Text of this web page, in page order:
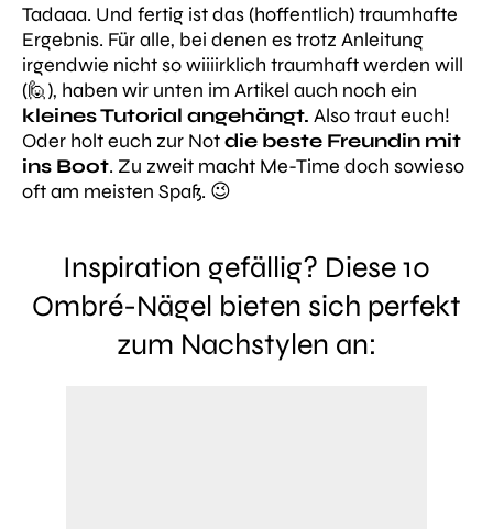
Tadaaa. Und fertig ist das (hoffentlich) traumhafte
Ergebnis. Für alle, bei denen es trotz Anleitung
irgendwie nicht so wiiiirklich traumhaft werden will
(🙋), haben wir unten im Artikel auch noch ein
kleines Tutorial angehängt. Also traut euch!
Oder holt euch zur Notdie beste Freundin mit
ins Boot. Zu zweit macht Me-Time doch sowieso
oft am meisten Spaß. 😉
Inspiration gefällig? Diese 10
Ombré-Nägel bieten sich perfekt
zum Nachstylen an: